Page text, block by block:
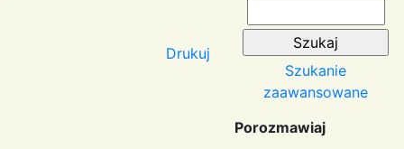
Drukuj
Szukanie
zaawansowane
Porozmawiaj